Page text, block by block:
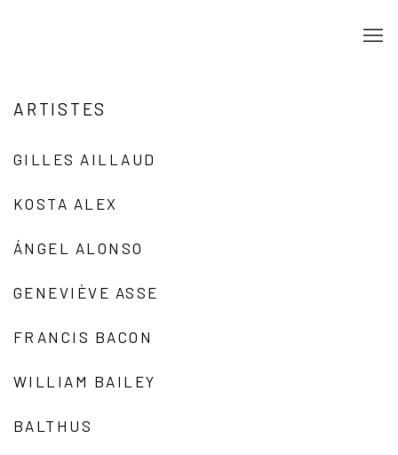
ARTISTES
GILLES AILLAUD
KOSTA ALEX
ÁNGEL ALONSO
GENEVIÈVE ASSE
FRANCIS BACON
WILLIAM BAILEY
BALTHUS